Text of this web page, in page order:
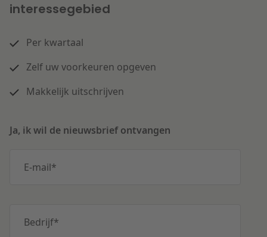
interessegebied
Per kwartaal
Zelf uw voorkeuren opgeven
Makkelijk uitschrijven
Ja, ik wil de nieuwsbrief ontvangen
E-mail*
Bedrijf*